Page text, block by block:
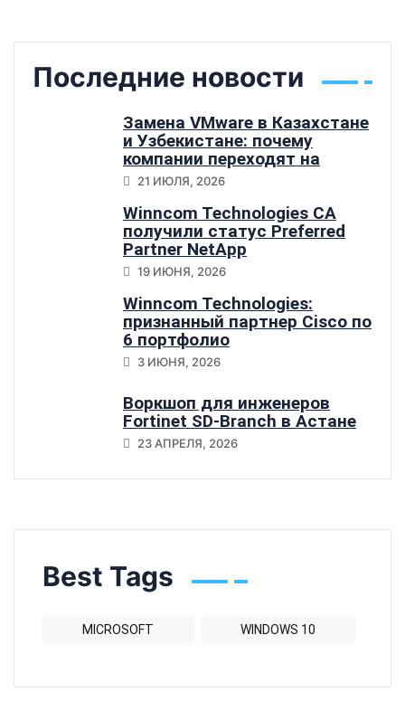
Последние новости
Замена VMware в Казахстане
и Узбекистане: почему
компании переходят на
Sangfor HCI
21 ИЮЛЯ, 2026
Winncom Technologies CA
получили статус Preferred
Partner NetApp
19 ИЮНЯ, 2026
Winncom Technologies:
признанный партнер Cisco по
6 портфолио
3 ИЮНЯ, 2026
Воркшоп для инженеров
Fortinet SD-Branch в Астане
23 АПРЕЛЯ, 2026
Best Tags
MICROSOFT WINDOWS 10